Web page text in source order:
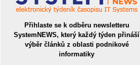
Přihlaste se k odběru newsletteru
SystemNEWS, který každý týden přináší
výběr článků z oblasti podnikové
informatiky